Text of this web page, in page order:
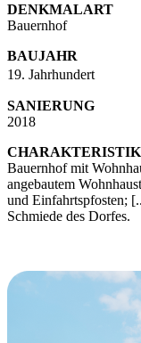
DENKMALART
Bauernhof
BAUJAHR
19. Jahrhundert
SANIERUNG
2018
CHARAKTERISTIK
Bauernhof mit
angebautem
und Einfahrtspfosten;
Schmiede des Dorfes.